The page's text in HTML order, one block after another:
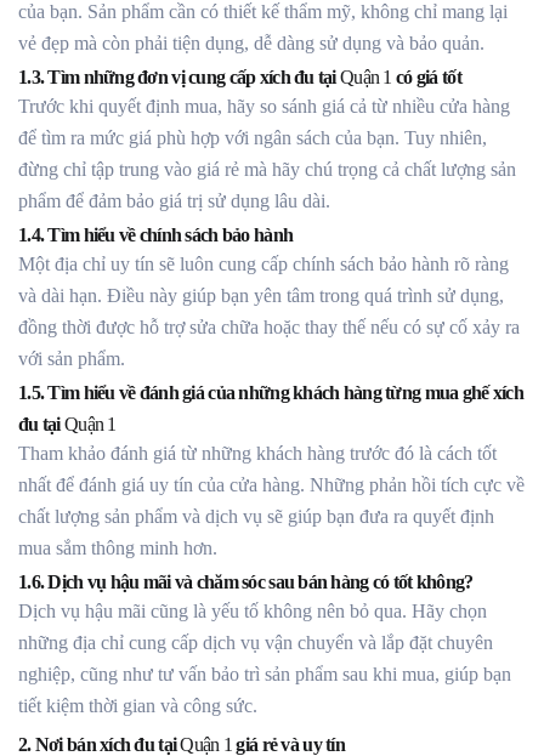
của bạn. Sản phẩm cần có thiết kế thẩm mỹ, không chỉ mang lại
vẻ đẹp mà còn phải tiện dụng, dễ dàng sử dụng và bảo quản.
1.3. Tìm những đơn vị cung cấp xích đu tạiQuận 1 có giá tốt
Trước khi quyết định mua, hãy so sánh giá cả từ nhiều cửa hàng
để tìm ra mức giá phù hợp với ngân sách của bạn. Tuy nhiên,
đừng chỉ tập trung vào giá rẻ mà hãy chú trọng cả chất lượng sản
phẩm để đảm bảo giá trị sử dụng lâu dài.
1.4. Tìm hiểu về chính sách bảo hành
Một địa chỉ uy tín sẽ luôn cung cấp chính sách bảo hành rõ ràng
và dài hạn. Điều này giúp bạn yên tâm trong quá trình sử dụng,
đồng thời được hỗ trợ sửa chữa hoặc thay thế nếu có sự cố xảy ra
với sản phẩm.
1.5. Tìm hiểu về đánh giá của những khách hàng từng mua ghế xích
đu tạiQuận 1
Tham khảo đánh giá từ những khách hàng trước đó là cách tốt
nhất để đánh giá uy tín của cửa hàng. Những phản hồi tích cực về
chất lượng sản phẩm và dịch vụ sẽ giúp bạn đưa ra quyết định
mua sắm thông minh hơn.
1.6. Dịch vụ hậu mãi và chăm sóc sau bán hàng có tốt không?
Dịch vụ hậu mãi cũng là yếu tố không nên bỏ qua. Hãy chọn
những địa chỉ cung cấp dịch vụ vận chuyển và lắp đặt chuyên
nghiệp, cũng như tư vấn bảo trì sản phẩm sau khi mua, giúp bạn
tiết kiệm thời gian và công sức.
2. Nơi bán xích đu tạiQuận 1 giá rẻ và uy tín